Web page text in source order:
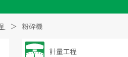
粉砕機
計量工程